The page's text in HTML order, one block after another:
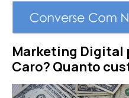
Marketing Digital
Caro? Quanto